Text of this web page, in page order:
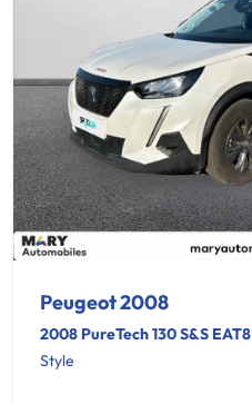
Peugeot 2008
2008 PureTech 130 S&S EAT8
Style